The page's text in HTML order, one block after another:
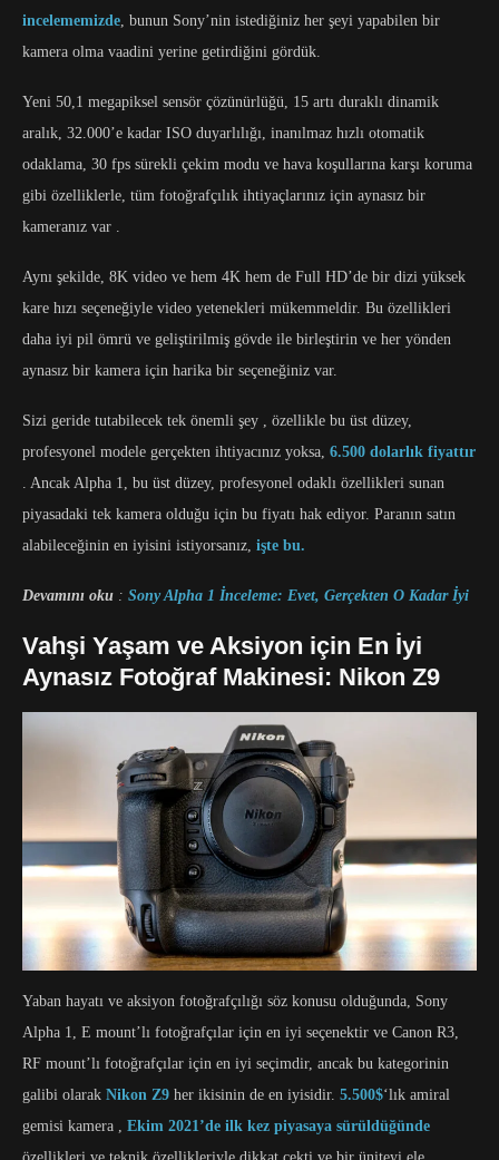
incelememizde, bunun Sony’nin istediğiniz her şeyi yapabilen bir
kamera olma vaadini yerine getirdiğini gördük.
Yeni 50,1 megapiksel sensör çözünürlüğü, 15 artı duraklı dinamik
aralık, 32.000’e kadar ISO duyarlılığı, inanılmaz hızlı otomatik
odaklama, 30 fps sürekli çekim modu ve hava koşullarına karşı koruma
gibi özelliklerle, tüm fotoğrafçılık ihtiyaçlarınız için aynasız bir
kameranız var .
Aynı şekilde, 8K video ve hem 4K hem de Full HD’de bir dizi yüksek
kare hızı seçeneğiyle video yetenekleri mükemmeldir. Bu özellikleri
daha iyi pil ömrü ve geliştirilmiş gövde ile birleştirin ve her yönden
aynasız bir kamera için harika bir seçeneğiniz var.
Sizi geride tutabilecek tek önemli şey , özellikle bu üst düzey,
profesyonel modele gerçekten ihtiyacınız yoksa, 6.500 dolarlık fiyattır
. Ancak Alpha 1, bu üst düzey, profesyonel odaklı özellikleri sunan
piyasadaki tek kamera olduğu için bu fiyatı hak ediyor. Paranın satın
alabileceğinin en iyisini istiyorsanız, işte bu.
Devamını oku : Sony Alpha 1 İnceleme: Evet, Gerçekten O Kadar İyi
Vahşi Yaşam ve Aksiyon için En İyi
Aynasız Fotoğraf Makinesi: Nikon Z9
Yaban hayatı ve aksiyon fotoğrafçılığı söz konusu olduğunda, Sony
Alpha 1, E mount’lı fotoğrafçılar için en iyi seçenektir ve Canon R3,
RF mount’lı fotoğrafçılar için en iyi seçimdir, ancak bu kategorinin
galibi olarak Nikon Z9 her ikisinin de en iyisidir. 5.500$‘lık amiral
gemisi kamera , Ekim 2021’de ilk kez piyasaya sürüldüğünde